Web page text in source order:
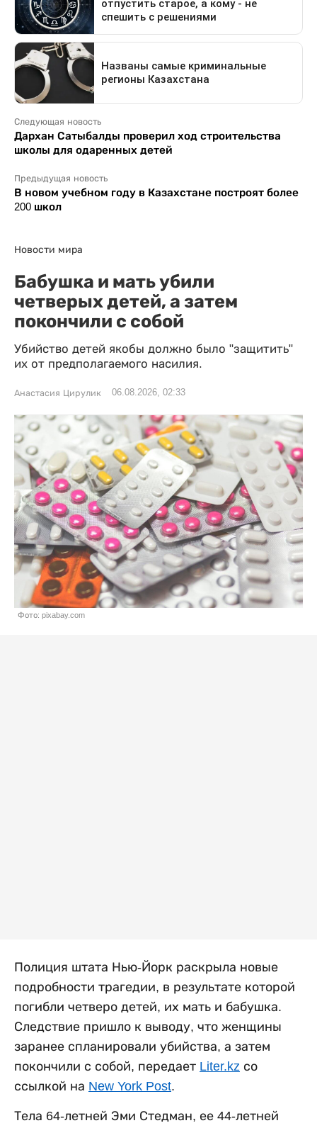
Следующая новость
Дархан Сатыбалды проверил ход строительства
школы для одаренных детей
Предыдущая новость
В новом учебном году в Казахстане построят более
200 школ
Новости мира
Бабушка и мать убили
четверых детей, а затем
покончили с собой
Убийство детей якобы должно было "защитить"
их от предполагаемого насилия.
Анастасия Цирулик 06.08.2026, 02:33
Фото: pixabay.com
Полиция штата Нью-Йорк раскрыла новые
подробности трагедии, в результате которой
погибли четверо детей, их мать и бабушка.
Следствие пришло к выводу, что женщины
заранее спланировали убийства, а затем
покончили с собой, передает Liter.kz со
ссылкой на New York Post.
Тела 64-летней Эми Стедман, ее 44-летней